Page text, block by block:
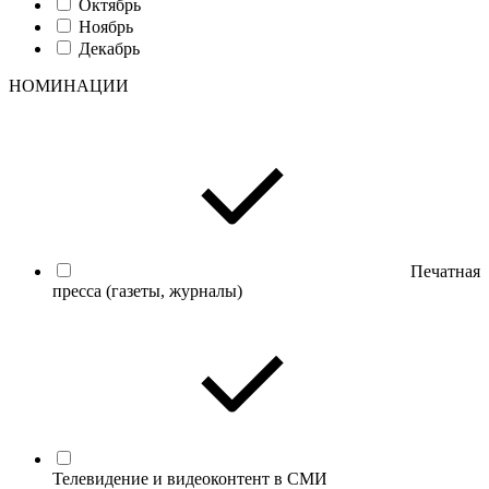
Октябрь
Ноябрь
Декабрь
НОМИНАЦИИ
Печатная
пресса (газеты, журналы)
Телевидение и видеоконтент в СМИ